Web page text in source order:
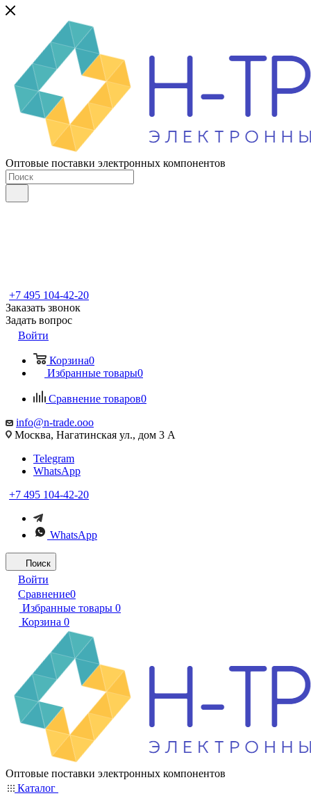
Оптовые поставки электронных компонентов
+7 495 104-42-20
Заказать звонок
Задать вопрос
Войти
Корзина0
Избранные товары0
Сравнение товаров0
info@n-trade.ooo
Москва, Нагатинская ул., дом 3 А
Telegram
WhatsApp
+7 495 104-42-20
WhatsApp
Поиск
Войти
Сравнение0
Избранные товары 0
Корзина 0
Оптовые поставки электронных компонентов
Каталог